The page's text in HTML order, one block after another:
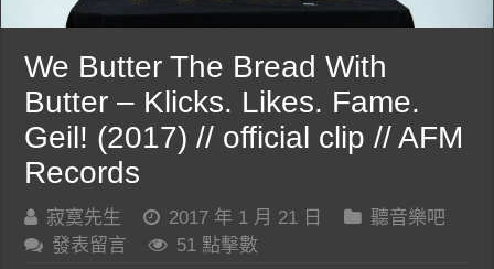
We Butter The Bread With
Butter – Klicks. Likes. Fame.
Geil! (2017) // official clip // AFM
Records
寂寞先生 2017 年 1 月 21 日
聽音樂吧
發表留言
51 點擊數